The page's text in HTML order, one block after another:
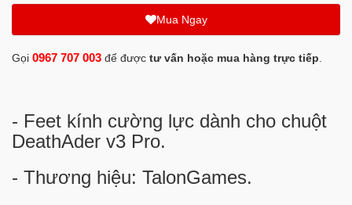
Mua Ngay
Gọi 0967 707 003 để được tư vấn hoặc mua hàng trực tiếp
- Feet kính cường lực dành cho chuột
DeathAder v3 Pro.
- Thương hiệu: TalonGames.